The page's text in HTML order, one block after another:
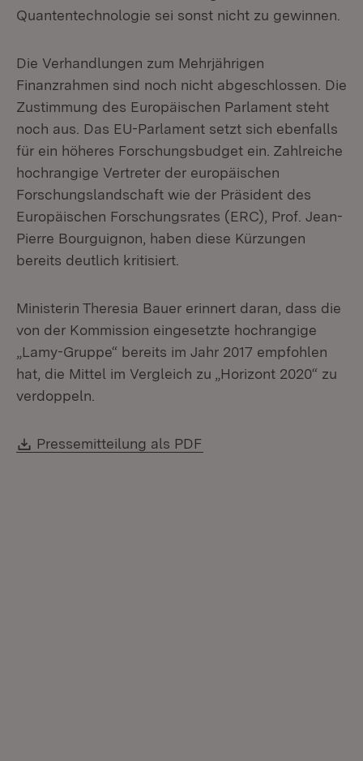
Quantentechnologie sei sonst nicht zu gewinnen.
Die Verhandlungen zum Mehrjährigen
Finanzrahmen sind noch nicht abgeschlossen. Die
Zustimmung des Europäischen Parlament steht
noch aus. Das EU-Parlament setzt sich ebenfalls
für ein höheres Forschungsbudget ein. Zahlreiche
hochrangige Vertreter der europäischen
Forschungslandschaft wie der Präsident des
Europäischen Forschungsrates (ERC), Prof. Jean-
Pierre Bourguignon, haben diese Kürzungen
bereits deutlich kritisiert.
Ministerin Theresia Bauer erinnert daran, dass die
von der Kommission eingesetzte hochrangige
„Lamy-Gruppe“ bereits im Jahr 2017 empfohlen
hat, die Mittel im Vergleich zu „Horizont 2020“ zu
verdoppeln.
Download:
Pressemitteilung als PDF